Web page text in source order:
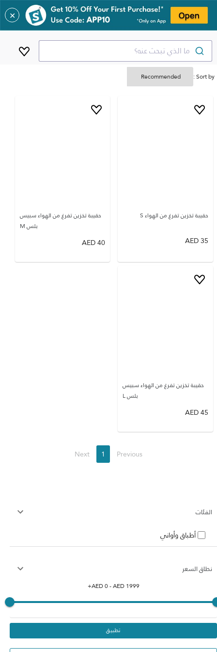
✕
ما الذي تبحث عنه؟
الفئات
أطباق وأواني
نطاق السعر
AED0- AED1999
+
تطبيق
Sort by :
حقيبة تخزين تفرغ من الهواء S
35
AED
حقيبة تخزين تفرغ من الهواء سبيس
بلس M
40
AED
حقيبة تخزين تفرغ من الهواء سبيس
بلس L
45
AED
Previous
1
Next